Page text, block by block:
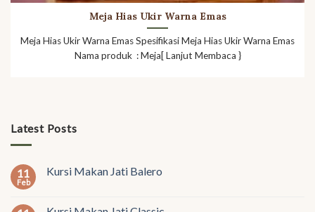
Latest Posts
11
Feb
Kursi Makan Jati Balero
Meja Hias Ukir Warna Emas
Meja Hias Ukir Warna Emas Spesifikasi Meja Hias Ukir Warna Emas
Nama produk : Meja[ Lanjut Membaca }